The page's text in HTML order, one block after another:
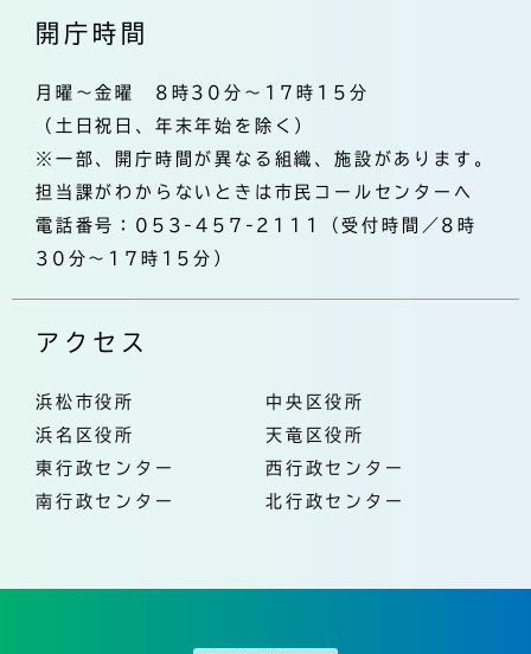
開庁時間
月曜～金曜 8時30分～17時15分
（土日祝日、年末年始を除く）
※一部、開庁時間が異なる組織、施設があります。
担当課がわからないときは市民コールセンターへ
電話番号：053-457-2111（受付時間／8時
30分～17時15分）
アクセス
浜松市役所
中央区役所
浜名区役所
天竜区役所
東行政センター
西行政センター
南行政センター
北行政センター